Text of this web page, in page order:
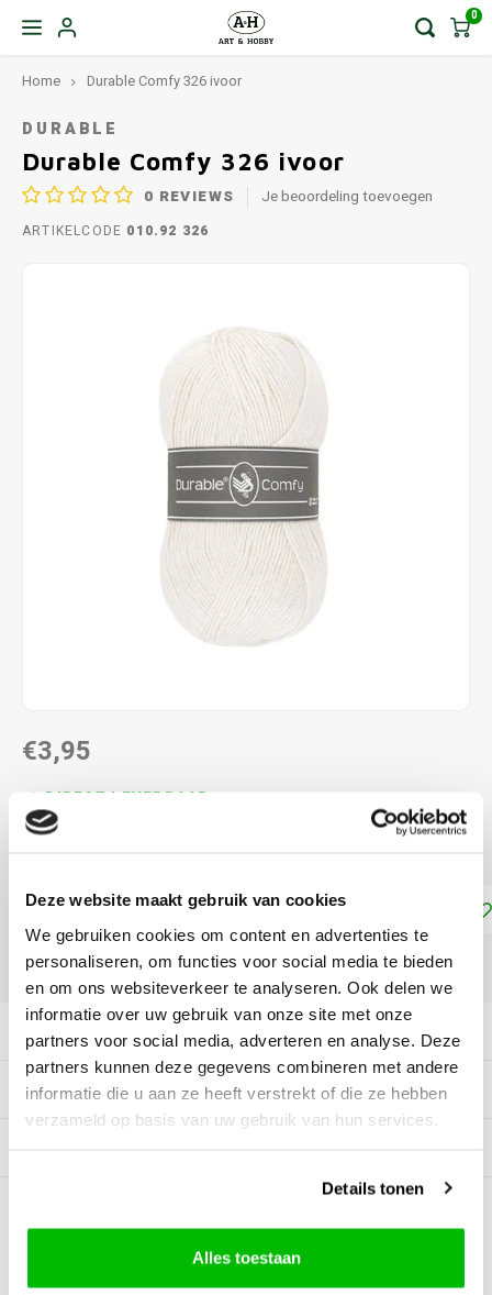
Deze website maakt gebruik van cookies
We gebruiken cookies om content en advertenties te
personaliseren, om functies voor social media te bieden
en om ons websiteverkeer te analyseren. Ook delen we
informatie over uw gebruik van onze site met onze
partners voor social media, adverteren en analyse. Deze
partners kunnen deze gegevens combineren met andere
informatie die u aan ze heeft verstrekt of die ze hebben
verzameld op basis van uw gebruik van hun services.
Details tonen
Alles toestaan
0
Home Durable Comfy 326 ivoor
DURABLE
Durable Comfy 326 ivoor
0 REVIEWS Je beoordeling toevoegen
ARTIKELCODE 010.92 326
€3,95
DIRECT LEVERBAAR
Toevoegen aan winkelwagen
DELEN:
Productomschrijving
Specificaties
0